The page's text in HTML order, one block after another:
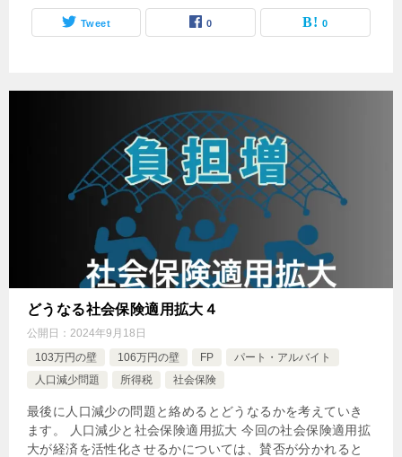
Tweet 0 0
どうなる社会保険適用拡大４
公開日： 2024年9月18日
103万円の壁
106万円の壁 FP
パート・アルバイト
人口減少問題
所得税 社会保険
最後に人口減少の問題と絡めるとどうなるかを考えていき
ます。 人口減少と社会保険適用拡大 今回の社会保険適用拡
大が経済を活性化させるかについては、賛否が分かれると